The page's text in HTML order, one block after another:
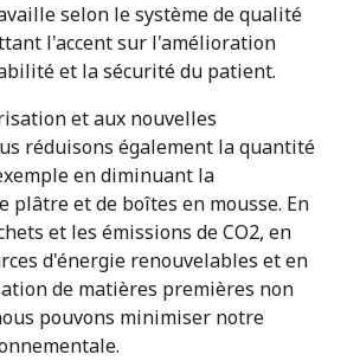
selon le système de qualité
l'accent sur l'amélioration
et la sécurité du patient.
et aux nouvelles
réduisons également la quantité
en diminuant la
plâtre et de boîtes en mousse. En
et les émissions de CO2, en
d'énergie renouvelables et en
de matières premières non
pouvons minimiser notre